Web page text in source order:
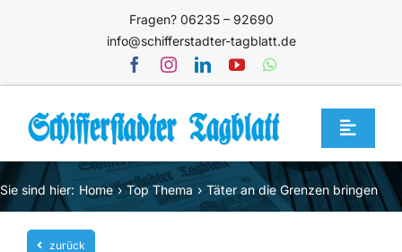
Fragen? 06235 – 92690
info@schifferstadter-tagblatt.de
Toggle
Home
Themen
Blog
Sie sind hier: Home Top Thema Täter an die Grenzen bringen
zurück